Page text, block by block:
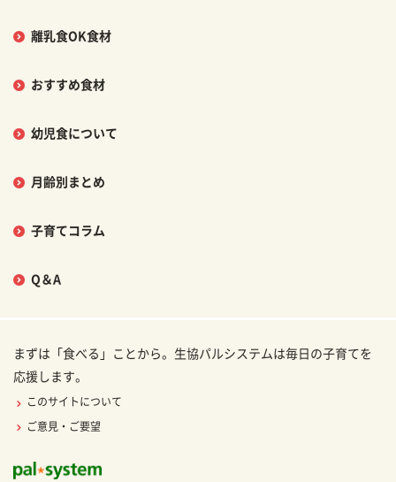
離乳食OK食材
おすすめ食材
幼児食について
月齢別まとめ
子育てコラム
Q＆A
まずは「食べる」ことから。生協パルシステムは毎日の子育てを
応援します。
このサイトについて
ご意見・ご要望